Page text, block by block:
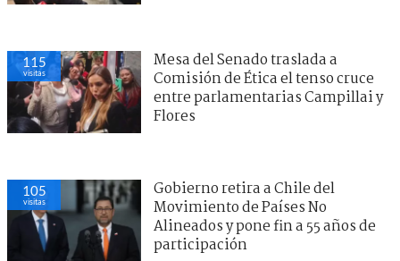
115
visitas
Mesa del Senado traslada a
Comisión de Ética el tenso cruce
entre parlamentarias Campillai y
Flores
105
visitas
Gobierno retira a Chile del
Movimiento de Países No
Alineados y pone fin a 55 años de
participación